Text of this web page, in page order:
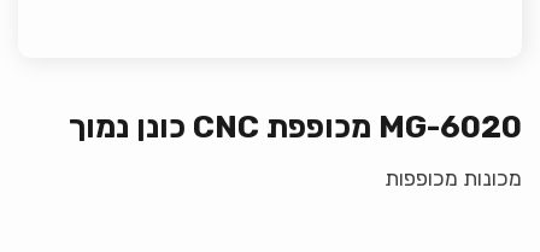
MG-6020 מכופפת CNC כונן נמוך
מכונות מכופפות